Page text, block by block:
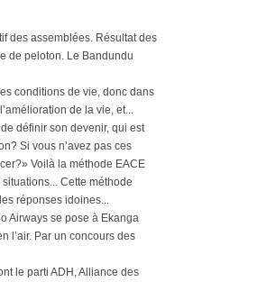
des assemblées. Résultat des
de peloton. Le Bandundu
conditions de vie, donc dans
de la vie, et...
définir son devenir, qui est
Si vous n’avez pas ces
Voilà la méthode EACE
Cette méthode
réponses idoines...
Airways se pose à Ekanga
l’air. Par un concours des
le parti ADH, Alliance des